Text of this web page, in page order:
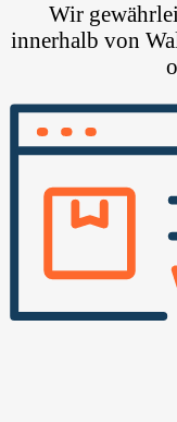
Wir
innerhalb von